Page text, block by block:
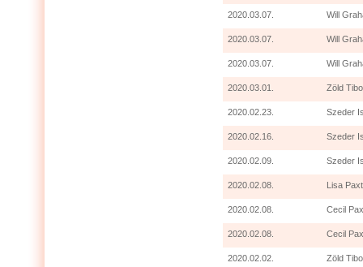
2020.03.07. Will
2020.03.07. Will
2020.03.07. Will
2020.03.01. Zöld
2020.02.23. Szeder
2020.02.16. Szeder
2020.02.09. Szeder
2020.02.08. Lisa
2020.02.08. Cecil
2020.02.08. Cecil
2020.02.02. Zöld